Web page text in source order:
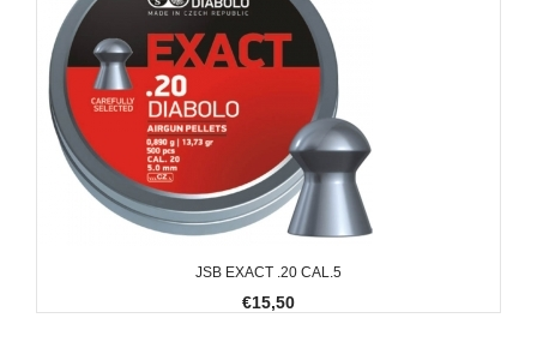
JSB EXACT .20 CAL.5
€15,50